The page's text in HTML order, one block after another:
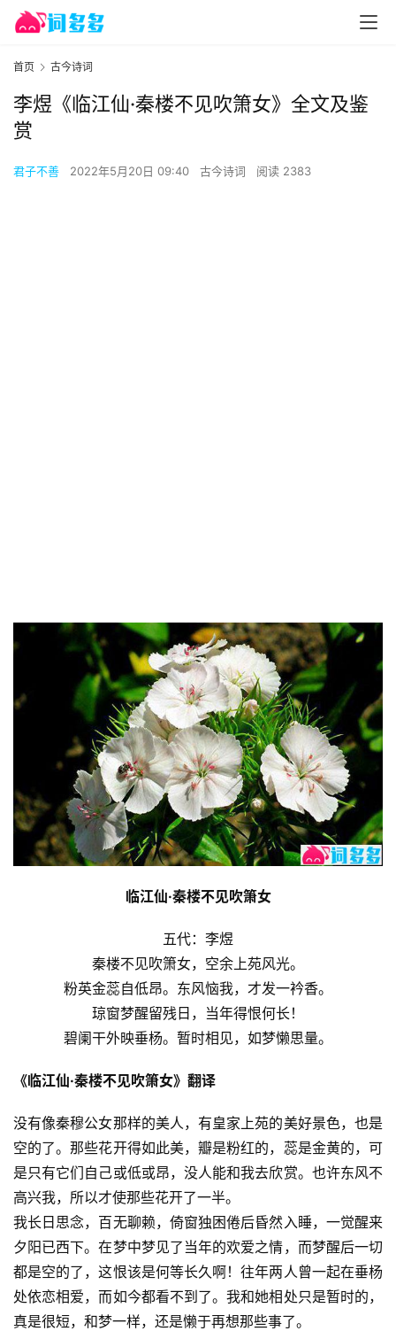
首页 古今诗词
李煜《临江仙·秦楼不见吹箫女》全文及鉴
赏
君子不善 2022年5月20日 09:40 古今诗词 阅读 2383
临江仙·秦楼不见吹箫女
五代：李煜
秦楼不见吹箫女，空余上苑风光。
粉英金蕊自低昂。东风恼我，才发一衿香。
琼窗梦醒留残日，当年得恨何长！
碧阑干外映垂杨。暂时相见，如梦懒思量。
《临江仙·秦楼不见吹箫女》翻译
没有像秦穆公女那样的美人，有皇家上苑的美好景色，也是
空的了。那些花开得如此美，瓣是粉红的，蕊是金黄的，可
是只有它们自己或低或昂，没人能和我去欣赏。也许东风不
高兴我，所以才使那些花开了一半。
我长日思念，百无聊赖，倚窗独困倦后昏然入睡，一觉醒来
夕阳已西下。在梦中梦见了当年的欢爱之情，而梦醒后一切
都是空的了，这恨该是何等长久啊！往年两人曾一起在垂杨
处依恋相爱，而如今都看不到了。我和她相处只是暂时的，
真是很短，和梦一样，还是懒于再想那些事了。